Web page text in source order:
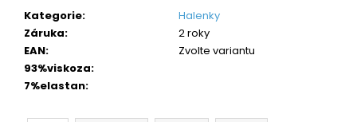
Kategorie:
Halenky
Záruka:
2 roky
EAN:
Zvolte variantu
93%viskoza:
7%elastan: